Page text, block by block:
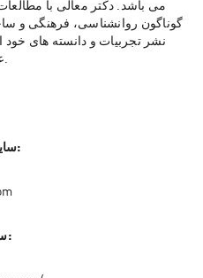
می باشد. دکتر معالی با
گوناگون روانشناسی، فرهنگی و
نشر تجربیات و دانسته های
عموم مخاطبین فارسی زبان هستند.
سایت انگلیسی پادکست سکسولوژی:
سایت فارسی پادکست سکسولوژی: